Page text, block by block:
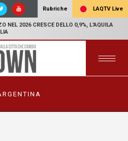
Rubriche LAQTV Live
NEL 2026 CRESCE DELLO 0,9%, L'AQUILA